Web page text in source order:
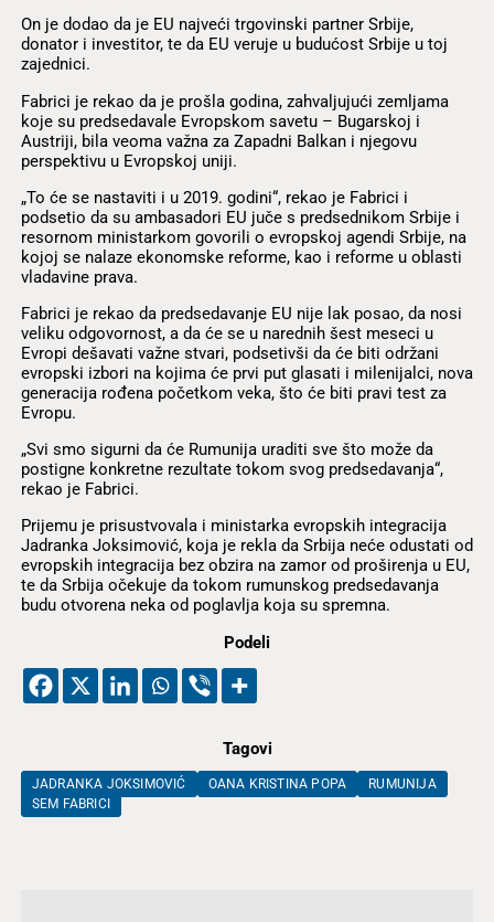
On je dodao da je EU najveći trgovinski partner Srbije,
donator i investitor, te da EU veruje u budućost Srbije u toj
zajednici.
Fabrici je rekao da je prošla godina, zahvaljujući zemljama
koje su predsedavale Evropskom savetu – Bugarskoj i
Austriji, bila veoma važna za Zapadni Balkan i njegovu
perspektivu u Evropskoj uniji.
„To će se nastaviti i u 2019. godini“, rekao je Fabrici i
podsetio da su ambasadori EU juče s predsednikom Srbije i
resornom ministarkom govorili o evropskoj agendi Srbije, na
kojoj se nalaze ekonomske reforme, kao i reforme u oblasti
vladavine prava.
Fabrici je rekao da predsedavanje EU nije lak posao, da nosi
veliku odgovornost, a da će se u narednih šest meseci u
Evropi dešavati važne stvari, podsetivši da će biti održani
evropski izbori na kojima će prvi put glasati i milenijalci, nova
generacija rođena početkom veka, što će biti pravi test za
Evropu.
„Svi smo sigurni da će Rumunija uraditi sve što može da
postigne konkretne rezultate tokom svog predsedavanja“,
rekao je Fabrici.
Prijemu je prisustvovala i ministarka evropskih integracija
Jadranka Joksimović, koja je rekla da Srbija neće odustati od
evropskih integracija bez obzira na zamor od proširenja u EU,
te da Srbija očekuje da tokom rumunskog predsedavanja
budu otvorena neka od poglavlja koja su spremna.
Podeli
Tagovi
JADRANKA JOKSIMOVIĆ OANA KRISTINA POPA
RUMUNIJA
SEM FABRICI